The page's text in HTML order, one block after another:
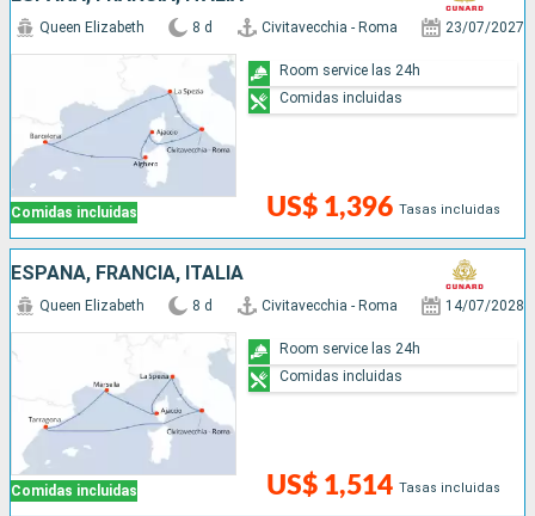
Comidas incluidas
Queen Elizabeth 8 d Civitavecchia - Roma 23/07/2027
US$ 1,396 Tasas incluidas
Room service las 24h
Comidas incluidas
ESPAÑA, FRANCIA, ITALIA
Comidas incluidas
Queen Elizabeth 8 d Civitavecchia - Roma 14/07/2028
US$ 1,514 Tasas incluidas
Room service las 24h
Comidas incluidas